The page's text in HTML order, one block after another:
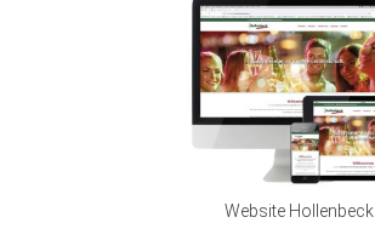
Website Hollenbeck